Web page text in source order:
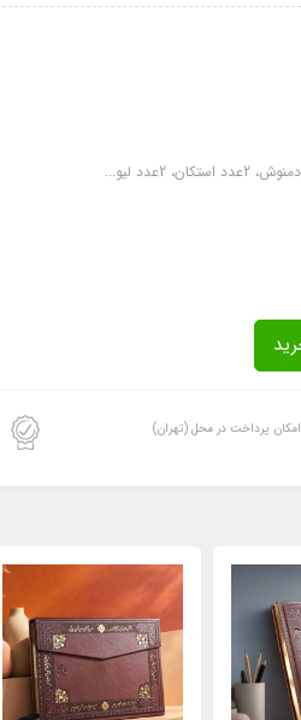
امکان پرداخت در محل (تهران)